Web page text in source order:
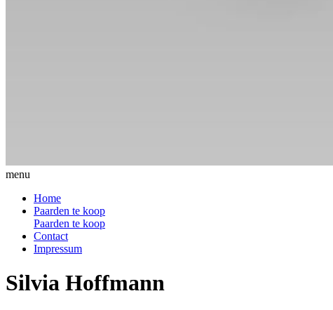
menu
Home
Paarden te koop
Paarden te koop
Contact
Impressum
Silvia Hoffmann